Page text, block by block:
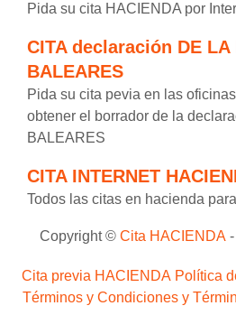
Pida su cita HACIENDA por
CITA declaración DE LA
BALEARES
Pida su cita pevia en las
obtener el borrador de la
BALEARES
CITA INTERNET
Todos las citas en hacienda
Copyright © Cita HACIENDA-
Cita previa HACIENDA Política
Términos y Condiciones y